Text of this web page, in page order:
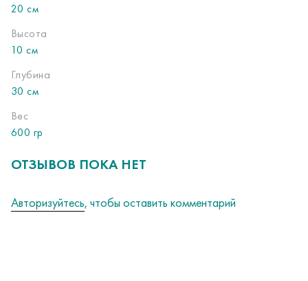
20 см
Высота
10 см
Глубина
30 см
Вес
600 гр
ОТЗЫВОВ ПОКА НЕТ
Авторизуйтесь, чтобы оставить комментарий